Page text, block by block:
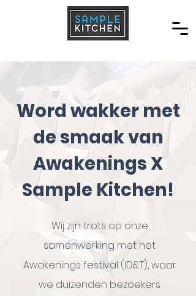
Word wakker met
de smaak van
Awakenings X
Sample Kitchen!
Wij zijn trots op onze
samenwerking met het
Awakenings festival (ID&T), waar
we duizenden bezoekers